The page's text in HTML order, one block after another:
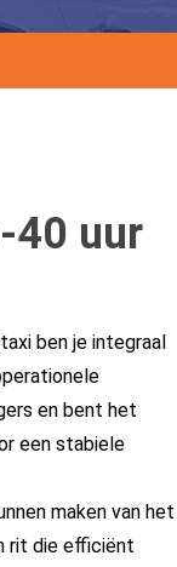
40 uur
ben je integraal
en bent het
een stabiele
maken van het
rit die efficiënt